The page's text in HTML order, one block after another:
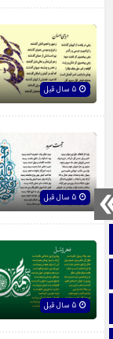
صفحه نخست
تماس با ما